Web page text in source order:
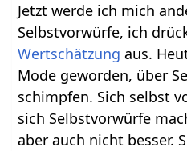
Jetzt werde ich mich
Selbstvorwürfe, ich
Wertschätzung aus.
Mode geworden, über
schimpfen. Sich selbst
sich Selbstvorwürfe
aber auch nicht besser.